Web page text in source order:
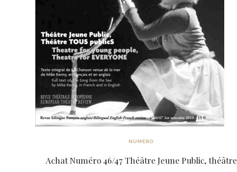
NUMÉRO
Achat Numéro 46/47 Théâtre Jeune Public, théâtre